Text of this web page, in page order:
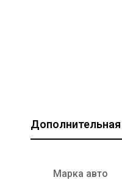
Марка авто